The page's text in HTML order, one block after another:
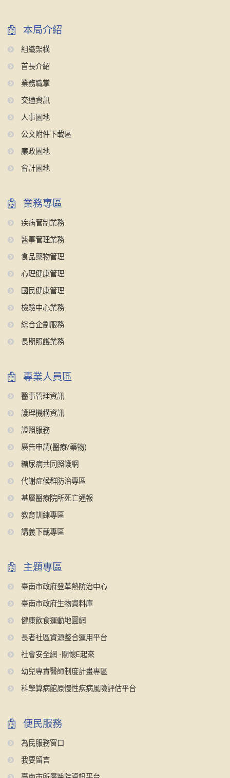
本局介紹
組織架構
首長介紹
業務職掌
交通資訊
人事園地
公文附件下載區
廉政園地
會計園地
業務專區
疾病管制業務
醫事管理業務
食品藥物管理
心理健康管理
國民健康管理
檢驗中心業務
綜合企劃服務
長期照護業務
專業人員區
醫事管理資訊
護理機構資訊
證照服務
廣告申請(醫療/藥物)
糖尿病共同照護網
代謝症候群防治專區
基層醫療院所死亡通報
教育訓練專區
講義下載專區
主題專區
臺南市政府登革熱防治中心
臺南市政府生物資料庫
健康飲食運動地圖網
長者社區資源整合運用平台
社會安全網 -關懷E起來
幼兒專責醫師制度計畫專區
科學算病館原慢性疾病風險評估平台
便民服務
為民服務窗口
我要留言